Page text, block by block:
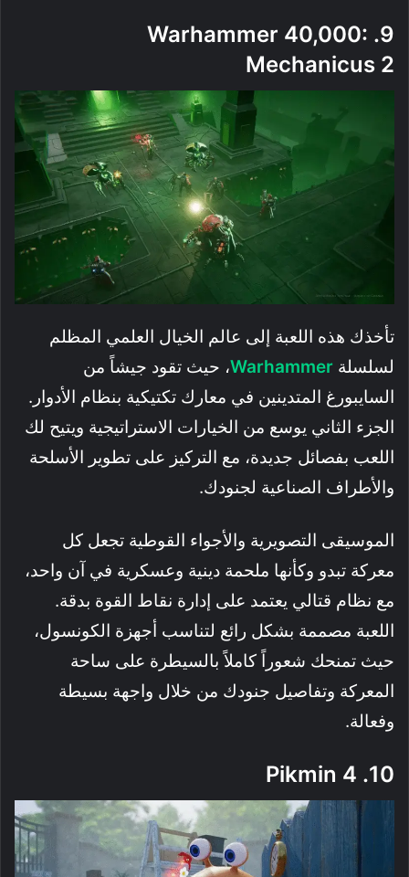
9. Warhammer 40,000:
Mechanicus 2
تأخذك هذه اللعبة إلى عالم الخيال العلمي المظلم
لسلسلة Warhammer، حيث تقود جيشاً من
السايبورغ المتدينين في معارك تكتيكية بنظام الأدوار.
الجزء الثاني يوسع من الخيارات الاستراتيجية ويتيح لك
اللعب بفصائل جديدة، مع التركيز على تطوير الأسلحة
والأطراف الصناعية لجنودك.
الموسيقى التصويرية والأجواء القوطية تجعل كل
معركة تبدو وكأنها ملحمة دينية وعسكرية في آن واحد،
مع نظام قتالي يعتمد على إدارة نقاط القوة بدقة.
اللعبة مصممة بشكل رائع لتناسب أجهزة الكونسول،
حيث تمنحك شعوراً كاملاً بالسيطرة على ساحة
المعركة وتفاصيل جنودك من خلال واجهة بسيطة
وفعالة.
10. Pikmin 4